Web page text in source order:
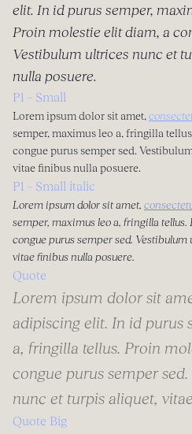
elit. In id purus semper,
Proin molestie elit diam, a
Vestibulum ultrices nunc et
nulla posuere.
P1 – Small
Lorem ipsum dolor sit amet,
semper, maximus leo a, fringilla
congue purus semper sed.
vitae finibus nulla posuere.
P1 – Small italic
Lorem ipsum dolor sit amet,
semper, maximus leo a, fringilla
congue purus semper sed.
vitae finibus nulla posuere.
Quote
Lorem ipsum dolor sit
adipiscing elit. In id purus
a, fringilla tellus. Proin
congue purus semper
nunc et turpis aliquet,
Quote Big